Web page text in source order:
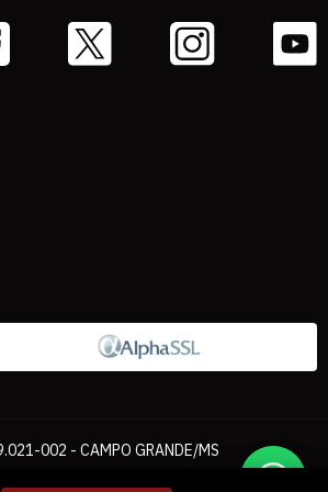
002 - CAMPO GRANDE/MS